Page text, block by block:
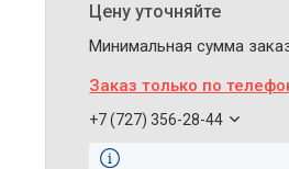
Цену уточняйте
Минимальная сумма
Заказ только по
+7 (727) 356-28-44